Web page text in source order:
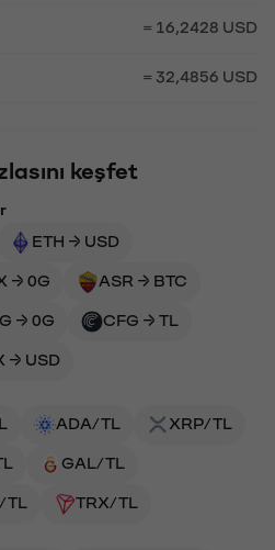
= 16,2428 USD
= 32,4856 USD
keşfet
ETH → USD
→ 0G ASR → BTC
→ 0G CFG → TL
→ USD
ADA/TL XRP/TL
GAL/TL
TRX/TL